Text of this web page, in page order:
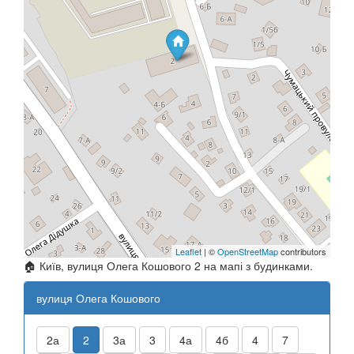
Leaflet | ©OpenStreetMapcontributors
🏠 Київ, вулиця Олега Кошового 2 на мапі з будинками.
вулиця Олега Кошового
2а 2 3а 3 4а 4б 4 7